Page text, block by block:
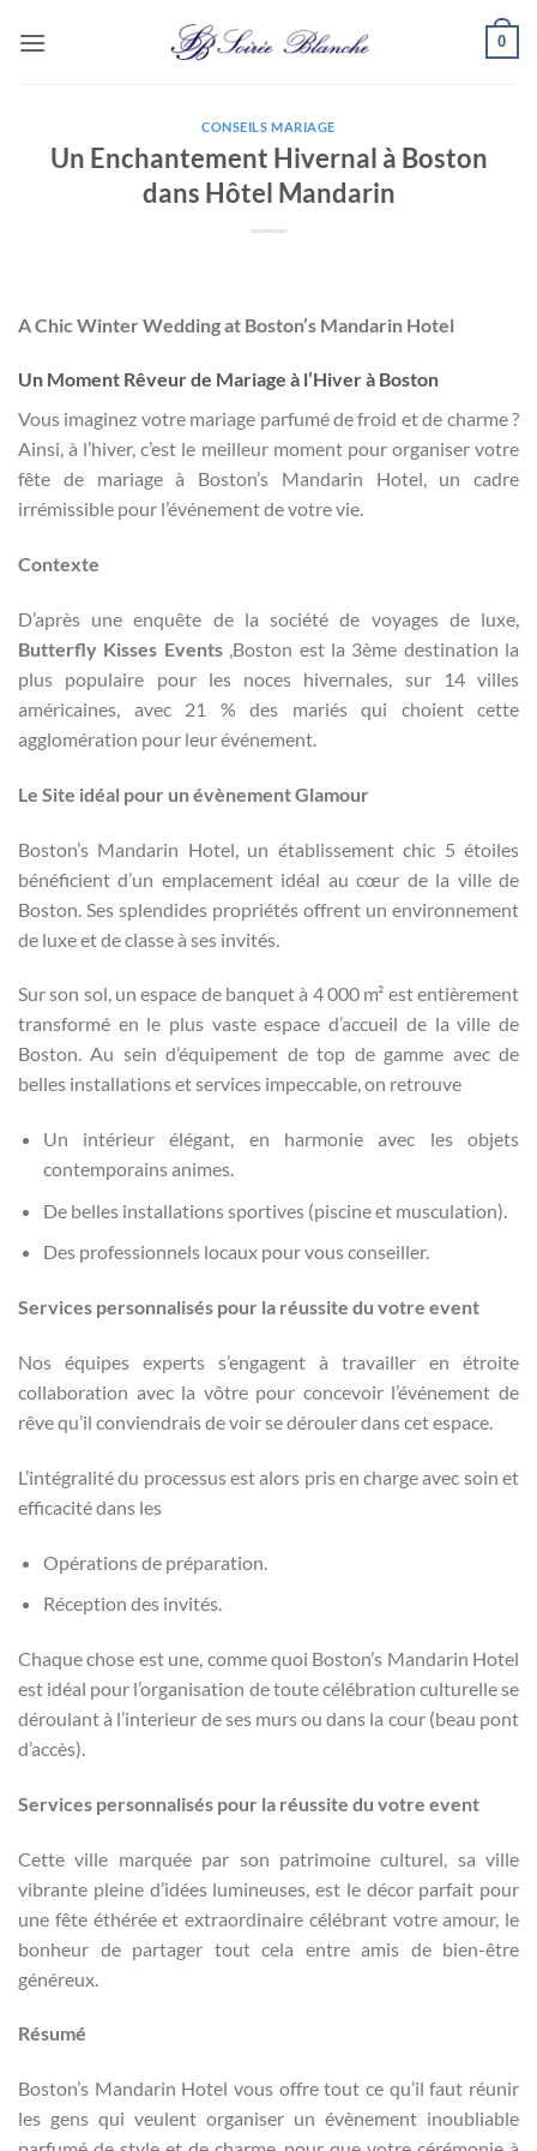
0
CONSEILS MARIAGE
Un Enchantement Hivernal à Boston
dans Hôtel Mandarin
A Chic Winter Wedding at Boston’s Mandarin Hotel
Un Moment Rêveur de Mariage à l’Hiver à Boston
Vous imaginez votre mariage parfumé de froid et de charme ?
Ainsi, à l’hiver, c’est le meilleur moment pour organiser votre
fête de mariage à Boston’s Mandarin Hotel, un cadre
irrémissible pour l’événement de votre vie.
Contexte
D’après une enquête de la société de voyages de luxe,
Butterfly Kisses Events,Boston est la 3ème destination la
plus populaire pour les noces hivernales, sur 14 villes
américaines, avec 21 % des mariés qui choient cette
agglomération pour leur événement.
Le Site idéal pour un évènement Glamour
Boston’s Mandarin Hotel, un établissement chic 5 étoiles
bénéficient d’un emplacement idéal au cœur de la ville de
Boston. Ses splendides propriétés offrent un environnement
de luxe et de classe à ses invités.
Sur son sol, un espace de banquet à 4 000 m² est entièrement
transformé en le plus vaste espace d’accueil de la ville de
Boston. Au sein d’équipement de top de gamme avec de
belles installations et services impeccable, on retrouve
Un intérieur élégant, en harmonie avec les objets
contemporains animes.
De belles installations sportives (piscine et musculation).
Des professionnels locaux pour vous conseiller.
Services personnalisés pour la réussite du votre event
Nos équipes experts s’engagent à travailler en étroite
collaboration avec la vôtre pour concevoir l’événement de
rêve qu’il conviendrais de voir se dérouler dans cet espace.
L’intégralité du processus est alors pris en charge avec soin et
efficacité dans les
Opérations de préparation.
Réception des invités.
Chaque chose est une, comme quoi Boston’s Mandarin Hotel
est idéal pour l’organisation de toute célébration culturelle se
déroulant à l’interieur de ses murs ou dans la cour (beau pont
d’accès).
Services personnalisés pour la réussite du votre event
Cette ville marquée par son patrimoine culturel, sa ville
vibrante pleine d’idées lumineuses, est le décor parfait pour
une fête éthérée et extraordinaire célébrant votre amour, le
bonheur de partager tout cela entre amis de bien-être
généreux.
Résumé
Boston’s Mandarin Hotel vous offre tout ce qu’il faut réunir
les gens qui veulent organiser un évènement inoubliable